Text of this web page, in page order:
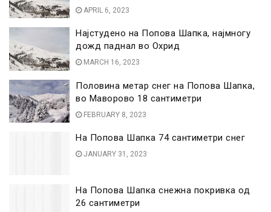
APRIL 6, 2023
Најстудено на Попова Шапка, најмногу
дожд паднал во Охрид
MARCH 16, 2023
Половина метар снег на Попова Шапка,
во Маворово 18 сантиметри
FEBRUARY 8, 2023
На Попова Шапка 74 сантиметри снег
JANUARY 31, 2023
На Попова Шапка снежна покривка од
26 сантиметри